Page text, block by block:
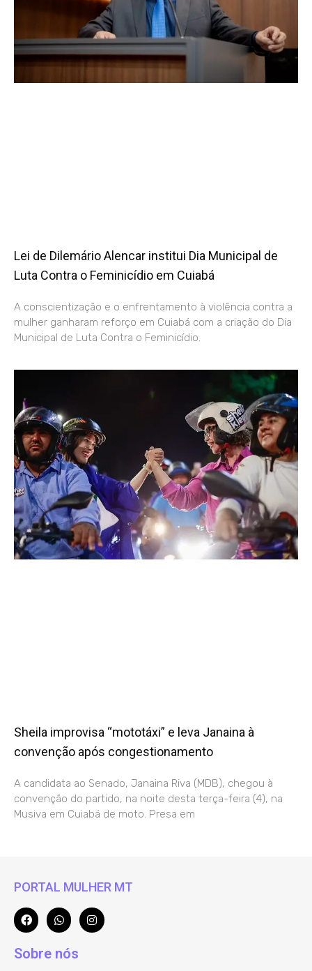
Lei de Dilemário Alencar institui Dia Municipal de
Luta Contra o Feminicídio em Cuiabá
A conscientização e o enfrentamento à violência contra a
mulher ganharam reforço em Cuiabá com a criação do Dia
Municipal de Luta Contra o Feminicídio.
Sheila improvisa “mototáxi” e leva Janaina à
convenção após congestionamento
A candidata ao Senado, Janaina Riva (MDB), chegou à
convenção do partido, na noite desta terça-feira (4), na
Musiva em Cuiabá de moto. Presa em
PORTAL MULHER MT
Sobre nós